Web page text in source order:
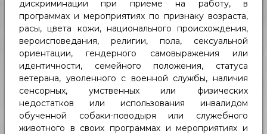
дискриминации при приеме на работу, в
программах и мероприятиях по признаку возраста,
расы, цвета кожи, национального происхождения,
вероисповедания, религии, пола, сексуальной
ориентации, гендерного самовыражения или
идентичности, семейного положения, статуса
ветерана, уволенного с военной службы, наличия
сенсорных, умственных или физических
недостатков или использования инвалидом
обученной собаки-поводыря или служебного
животного в своих программах и мероприятиях и